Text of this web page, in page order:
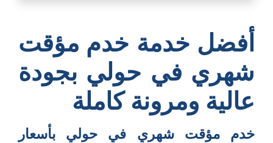
أفضل خدمة خدم مؤقت
شهري في حولي بجودة
عالية ومرونة كاملة
خدم مؤقت شهري في حولي بأسعار